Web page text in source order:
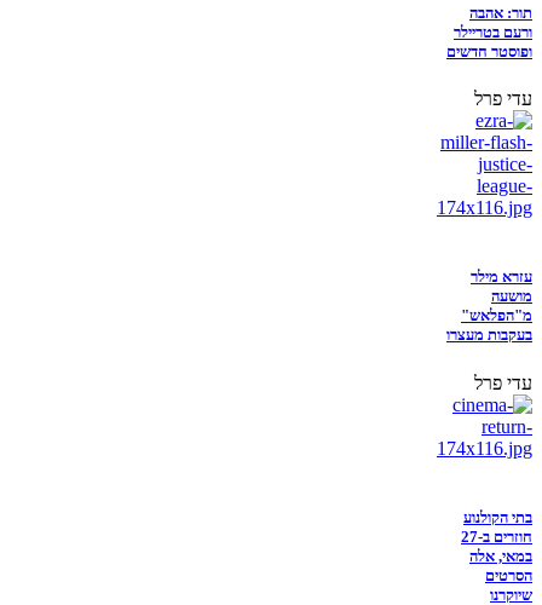
תור: אהבה
ורעם בטריילר
ופוסטר חדשים
עדי פרל
עזרא מילר
מושעה
מ"הפלאש"
בעקבות מעצרו
עדי פרל
בתי הקולנוע
חוזרים ב-27
במאי, אלה
הסרטים
שיוקרנו